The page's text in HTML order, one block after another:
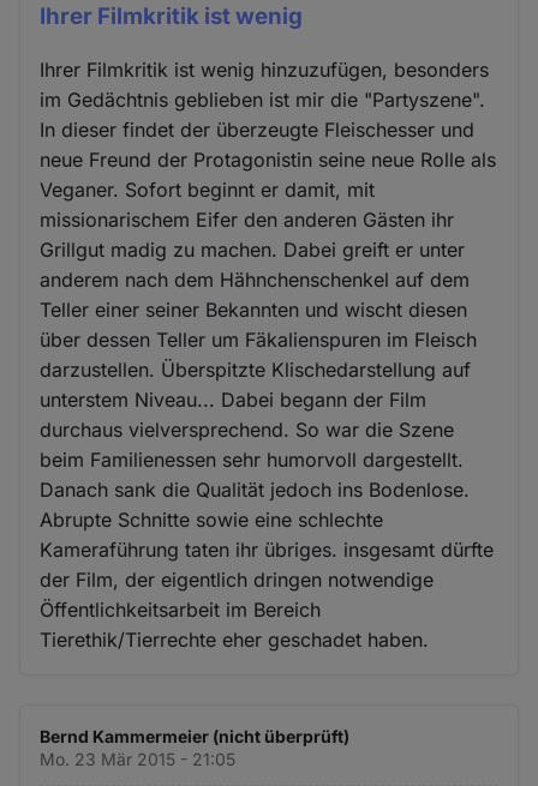
Ihrer Filmkritik ist wenig
Ihrer Filmkritik ist wenig hinzuzufügen, besonders
im Gedächtnis geblieben ist mir die "Partyszene".
In dieser findet der überzeugte Fleischesser und
neue Freund der Protagonistin seine neue Rolle als
Veganer. Sofort beginnt er damit, mit
missionarischem Eifer den anderen Gästen ihr
Grillgut madig zu machen. Dabei greift er unter
anderem nach dem Hähnchenschenkel auf dem
Teller einer seiner Bekannten und wischt diesen
über dessen Teller um Fäkalienspuren im Fleisch
darzustellen. Überspitzte Klischedarstellung auf
unterstem Niveau... Dabei begann der Film
durchaus vielversprechend. So war die Szene
beim Familienessen sehr humorvoll dargestellt.
Danach sank die Qualität jedoch ins Bodenlose.
Abrupte Schnitte sowie eine schlechte
Kameraführung taten ihr übriges. insgesamt dürfte
der Film, der eigentlich dringen notwendige
Öffentlichkeitsarbeit im Bereich
Tierethik/Tierrechte eher geschadet haben.
Bernd Kammermeier (nicht überprüft)
Mo. 23 Mär 2015 - 21:05